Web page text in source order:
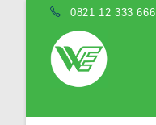
0821 12 333 666